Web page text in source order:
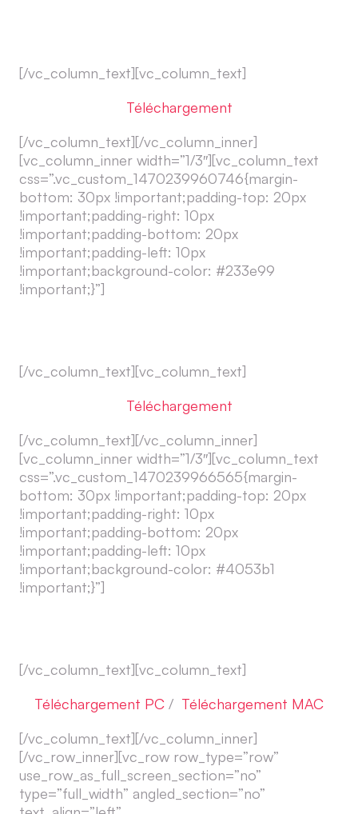
[/vc_column_text][vc_column_text]
Téléchargement
[/vc_column_text][/vc_column_inner]
[vc_column_inner width=”1/3″][vc_column_text
css=”.vc_custom_1470239960746{margin-
bottom: 30px !important;padding-top: 20px
!important;padding-right: 10px
!important;padding-bottom: 20px
!important;padding-left: 10px
!important;background-color: #233e99
!important;}”]
[/vc_column_text][vc_column_text]
Téléchargement
[/vc_column_text][/vc_column_inner]
[vc_column_inner width=”1/3″][vc_column_text
css=”.vc_custom_1470239966565{margin-
bottom: 30px !important;padding-top: 20px
!important;padding-right: 10px
!important;padding-bottom: 20px
!important;padding-left: 10px
!important;background-color: #4053b1
!important;}”]
[/vc_column_text][vc_column_text]
Téléchargement PC / Téléchargement MAC
[/vc_column_text][/vc_column_inner]
[/vc_row_inner][vc_row row_type=”row”
use_row_as_full_screen_section=”no”
type=”full_width” angled_section=”no”